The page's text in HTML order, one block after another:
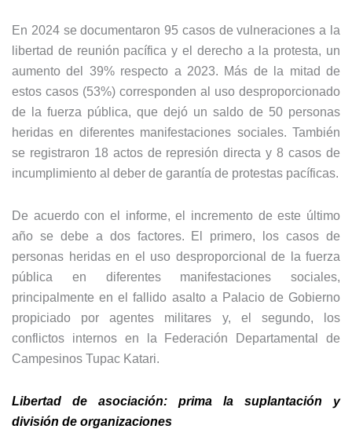
En 2024 se documentaron 95 casos de vulneraciones a la
libertad de reunión pacífica y el derecho a la protesta, un
aumento del 39% respecto a 2023. Más de la mitad de
estos casos (53%) corresponden al uso desproporcionado
de la fuerza pública, que dejó un saldo de 50 personas
heridas en diferentes manifestaciones sociales. También
se registraron 18 actos de represión directa y 8 casos de
incumplimiento al deber de garantía de protestas pacíficas.
De acuerdo con el informe, el incremento de este último
año se debe a dos factores. El primero, los casos de
personas heridas en el uso desproporcional de la fuerza
pública en diferentes manifestaciones sociales,
principalmente en el fallido asalto a Palacio de Gobierno
propiciado por agentes militares y, el segundo, los
conflictos internos en la Federación Departamental de
Campesinos Tupac Katari.
Libertad de asociación: prima la suplantación y
división de organizaciones